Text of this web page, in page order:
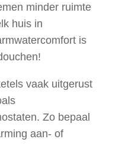
minder ruimte
huis in
is
vaak uitgerust
Zo bepaal
aan- of